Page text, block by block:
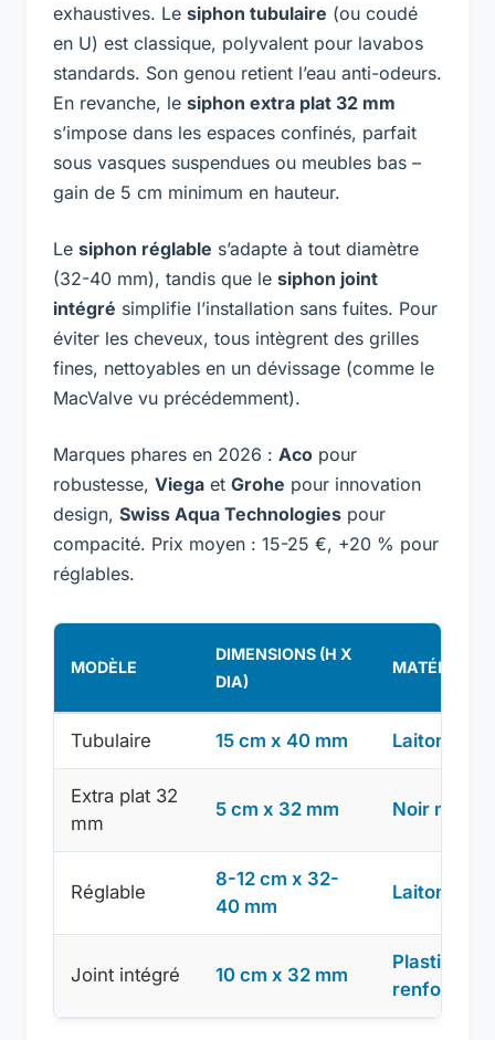
exhaustives. Le siphon tubulaire (ou coudé
en U) est classique, polyvalent pour lavabos
standards. Son genou retient l’eau anti-odeurs.
En revanche, le siphon extra plat 32 mm
s’impose dans les espaces confinés, parfait
sous vasques suspendues ou meubles bas –
gain de 5 cm minimum en hauteur.
Le siphon réglable s’adapte à tout diamètre
(32-40 mm), tandis que le siphon joint
intégré simplifie l’installation sans fuites. Pour
éviter les cheveux, tous intègrent des grilles
fines, nettoyables en un dévissage (comme le
MacValve vu précédemment).
Marques phares en 2026 : Aco pour
robustesse, Viega et Grohe pour innovation
design, Swiss Aqua Technologies pour
compacité. Prix moyen : 15-25 €, +20 % pour
réglables.
MODÈLE
DIMENSIONS (H X
DIA)
MATÉRIAUX
Tubulaire 15 cm x 40 mm Laiton
Extra plat 32
mm
5 cm x 32 mm Noir mat
Réglable
8-12 cm x 32-
40 mm
Laiton
Joint intégré 10 cm x 32 mm
Plastique
renforcé